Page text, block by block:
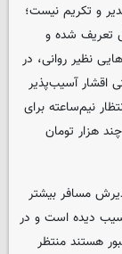
و تکریم نیست؛
تعریف شده و
نظیر روانی، در
اقشار آسیب‌پذیر
نیم‌ساعته برای
هزار تومان
مسافر بیشتر
دیده است و در
هستند منتظر